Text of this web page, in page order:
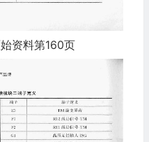
资料第160页